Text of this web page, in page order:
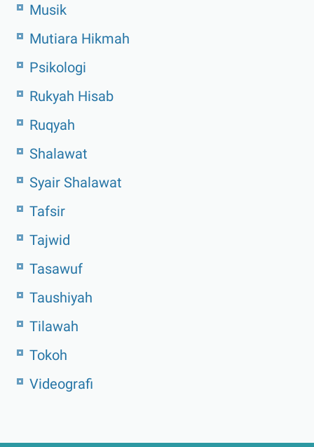
Musik
Mutiara Hikmah
Psikologi
Rukyah Hisab
Ruqyah
Shalawat
Syair Shalawat
Tafsir
Tajwid
Tasawuf
Taushiyah
Tilawah
Tokoh
Videografi